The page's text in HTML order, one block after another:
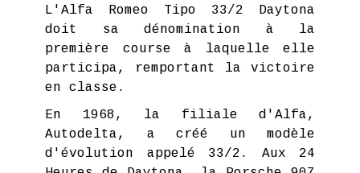
L'Alfa Romeo Tipo 33/2 Daytona
doit sa dénomination à la
première course à laquelle elle
participa, remportant la victoire
en classe.
En 1968, la filiale d'Alfa,
Autodelta, a créé un modèle
d'évolution appelé 33/2. Aux 24